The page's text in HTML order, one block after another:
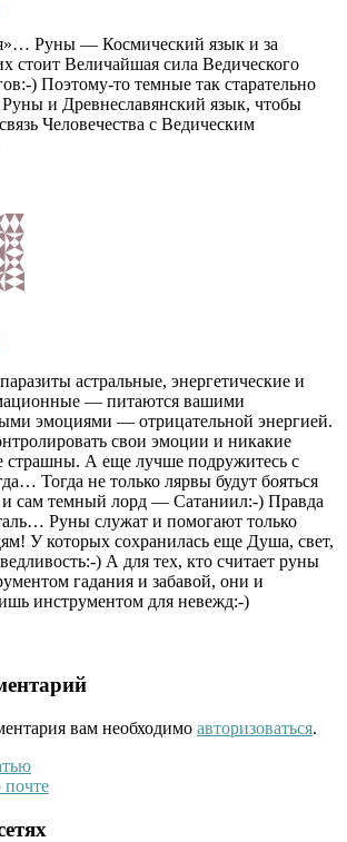
Руны — Космический язык и за
стоит Величайшая сила Ведического
) Поэтому-то темные так старательно
и Древнеславянский язык, чтобы
Человечества с Ведическим
астральные, энергетические и
— питаются вашими
эмоциями — отрицательной энергией.
свои эмоции и никакие
страшны. А еще лучше подружитесь с
Тогда не только лярвы будут бояться
и сам темный лорд — Сатаниил:-) Правда
Руны служат и помогают только
У которых сохранилась еще Душа, свет,
) А для тех, кто считает руны
гадания и забавой, они и
инструментом для невежд:-)
вам необходимо авторизоваться.